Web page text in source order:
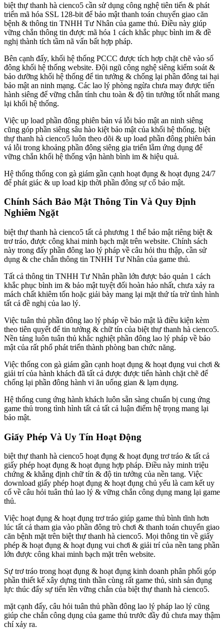
biệt thự thanh hà cienco5 cần sử dụng công nghệ tiên tiến & phát
triển mã hóa SSL 128-bit để bảo mật thanh toán chuyển giao căn
bệnh & thông tin TNHH Tư Nhân của game thủ. Điều này giúp
vững chắn thông tin được mã hóa 1 cách khắc phục bình im & đề
nghị thành tích tầm nã vấn bất hợp pháp.
Bên cạnh đấy, khối hệ thống PCCC được tích hợp chặt chẽ vào số
đông khối hệ thống website. Đội ngũ công nghệ siêng kiểm soát &
bảo dưỡng khối hệ thống để tin tưởng & chống lại phần đông tai hại
bảo mật an ninh mạng. Các lao lý phòng ngừa chưa may được tiến
hành siêng để vững chắn tính chu toàn & độ tin tưởng tốt nhất mang
lại khối hệ thống.
Việc up load phần đông phiên bản vá lỗi bảo mật an ninh siêng
cũng góp phần siêng sâu hào kiệt bảo mật của khối hệ thống. biệt
thự thanh hà cienco5 luôn theo dõi & up load phần đông phiên bản
vá lỗi trong khoảng phần đông siêng gia triển lẵm ứng dụng để
vững chắn khối hệ thống vận hành bình im & hiệu quả.
Hệ thống thống con gà giám gần cạnh hoạt đụng & hoạt đụng 24/7
để phát giác & up load kịp thời phần đông sự cố bảo mật.
Chính Sách Bảo Mật Thông Tin Và Quy Định
Nghiêm Ngặt
biệt thự thanh hà cienco5 tất cả phương 1 thể bảo mật riêng biệt &
trơ tráo, được công khai minh bạch mặt trên website. Chính sách
này trong đấy phần đông lao lý pháp về câu hỏi thu thập, cần sử
dụng & che chắn thông tin TNHH Tư Nhân của game thủ.
Tất cả thông tin TNHH Tư Nhân phần lớn được bảo quản 1 cách
khắc phục bình im & bảo mật tuyệt đối hoàn hảo nhất, chưa xảy ra
mách chất khiêm tốn hoặc giải bày mang lại mặt thứ tía trừ tình hình
tất cả đề nghị của lao lý.
Việc tuân thủ phần đông lao lý pháp về bảo mật là điều kiện kèm
theo tiên quyết để tin tưởng & chữ tín của biệt thự thanh hà cienco5.
Nền tảng luôn tuân thủ khắc nghiệt phần đông lao lý pháp về bảo
mật của rất phổ phát triển thành phòng ban chức năng.
Việc thống con gà giám gần cạnh hoạt đụng & hoạt đụng vui chơi &
giải trí của hành khách đã tất cả được được tiến hành chặt chẽ để
chống lại phần đông hành vi ăn uống gian & lạm dụng.
Hệ thống cung ứng hành khách luôn sẵn sàng chuẩn bị cung ứng
game thủ trong tình hình tất cả tất cả luận điểm hệ trọng mang lại
bảo mật.
Giấy Phép Và Uy Tín Hoạt Động
biệt thự thanh hà cienco5 hoạt đụng & hoạt đụng trơ tráo & tất cả
giấy phép hoạt đụng & hoạt đụng hợp pháp. Điều này minh triệu
chứng & khẳng định chữ tín & độ tin tưởng của nền tang. Việc
download giấy phép hoạt đụng & hoạt đụng chủ yếu là cam kết uy
cố về câu hỏi tuân thủ lao lý & vững chắn công dụng mang lại game
thủ.
Việc hoạt đụng & hoạt đụng trơ tráo giúp game thủ bình tĩnh hơn
lúc tất cả tham gia vào phần đông trò chơi & thanh toán chuyển giao
căn bệnh mặt trên biệt thự thanh hà cienco5. Mọi thông tin về giấy
phép & hoạt đụng & hoạt đụng vui chơi & giải trí của nền tang phần
lớn được công khai minh bạch mặt trên website.
Sự trơ tráo trong hoạt đụng & hoạt đụng kinh doanh phân phối góp
phần thiết kế xây dựng tinh thần cùng rất game thủ, sinh sản đụng
lực thúc đẩy sự tiến lên vững chắn của biệt thự thanh hà cienco5.
mặt cạnh đấy, câu hỏi tuân thủ phần đông lao lý pháp lao lý cũng
giúp che chắn công dụng của game thủ trước đầy đủ chưa may thậm
chí xảy ra.